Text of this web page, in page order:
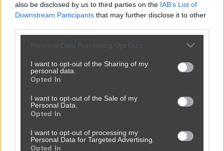
also be disclosed by us to third parties on the IAB’s List of
Downstream Participants that may further disclose it to other
Personal Data Processing Opt Outs
I want to opt-out of the Sharing of my
personal data.
Opted In
I want to opt-out of the Sale of my
Personal Data.
Opted In
I want to opt-out of processing my
Personal Data for Targeted Advertising.
Opted In
1 1 Udostępnij
Gdy 250 km/h to tylko początek
przeztiwuyop— 1 miesiąc temu
Kategoria: 😂 Śmieszne